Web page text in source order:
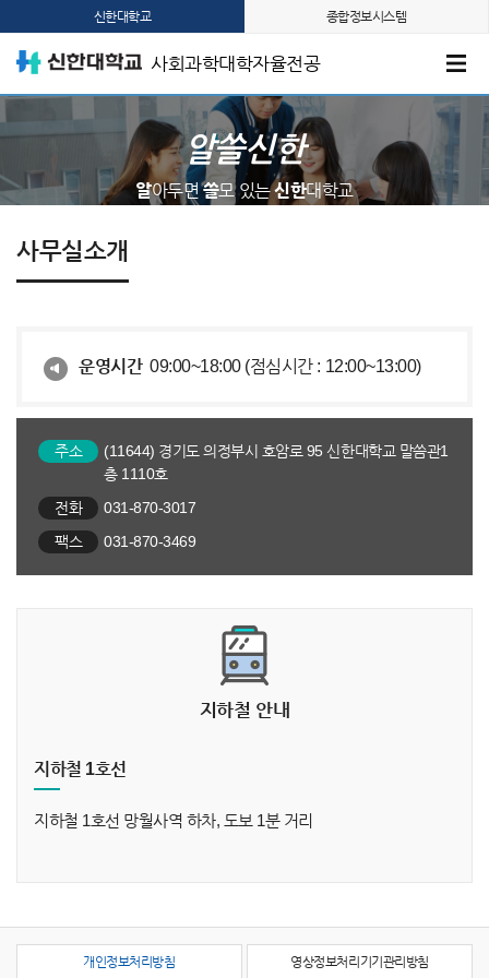
신한대학교 종합정보시스템
사회과학대학자율전공
알쓸신한
알아두면쓸모 있는신한대학교
사무실소개
운영시간09:00~18:00 (점심시간 : 12:00~13:00)
주소
(11644) 경기도 의정부시 호암로 95 신한대학교 말씀관1
층 1110호
전화
031-870-3017
팩스
031-870-3469
지하철 안내
지하철 1호선
지하철 1호선 망월사역 하차, 도보 1분 거리
개인정보처리방침 영상정보처리기기관리방침